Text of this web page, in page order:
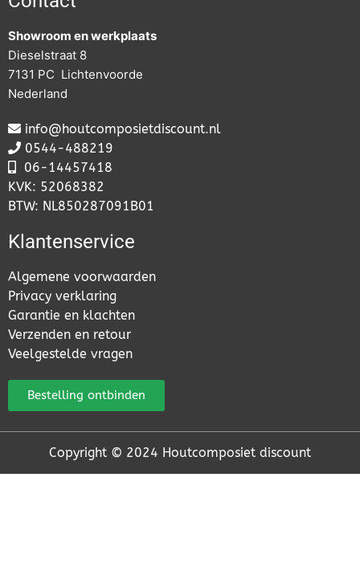
Showroom en werkplaats
Dieselstraat 8
7131 PC Lichtenvoorde
Nederland
info@houtcomposietdiscount.nl
0544-488219
06- 14457418
KVK: 52068382
BTW: NL850287091B01
Klantenservice
Algemene voorwaarden
Privacy verklaring
Garantie en klachten
Verzenden en retour
Veelgestelde vragen
Bestelling ontbinden
Copyright © 2024 Houtcomposiet discount